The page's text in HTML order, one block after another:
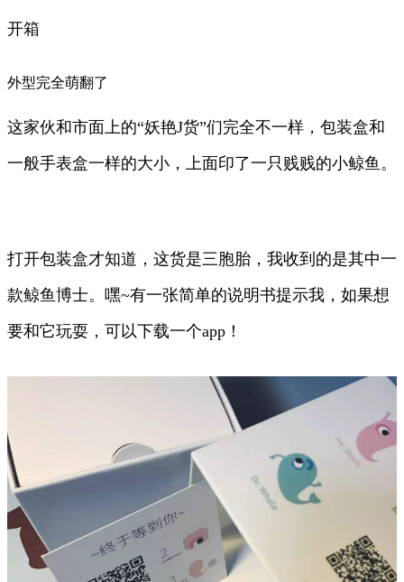
开箱
外型完全萌翻了
这家伙和市面上的“妖艳J货”们完全不一样，包装盒和
一般手表盒一样的大小，上面印了一只贱贱的小鲸鱼。
打开包装盒才知道，这货是三胞胎，我收到的是其中一
款鲸鱼博士。嘿~有一张简单的说明书提示我，如果想
要和它玩耍，可以下载一个app！